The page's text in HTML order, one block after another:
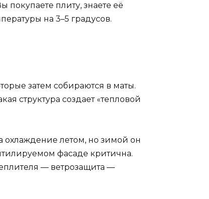
плиту, знаете её
на 3–5 градусов.
затем собираются в маты.
структура создает «тепловой
охлаждение летом, но зимой он
фасаде критична.
— ветрозащита —